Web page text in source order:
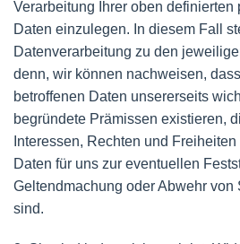
Verarbeitung Ihrer oben definierten
Daten einzulegen. In diesem Fall
Datenverarbeitung zu den
denn, wir können nachweisen,
betroffenen Daten unsererseits
begründete Prämissen existieren,
Interessen, Rechten und
Daten für uns zur eventuellen
Geltendmachung oder Abwehr
sind.